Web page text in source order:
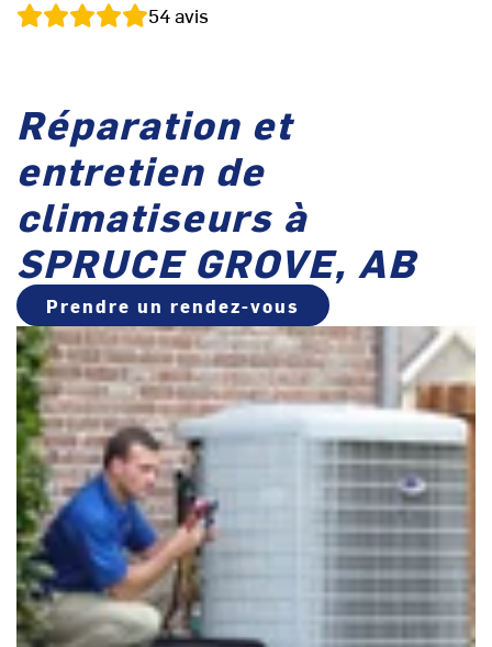
54avis
Réparation et
entretien de
climatiseurs à
SPRUCE GROVE, AB
Prendre un rendez-vous